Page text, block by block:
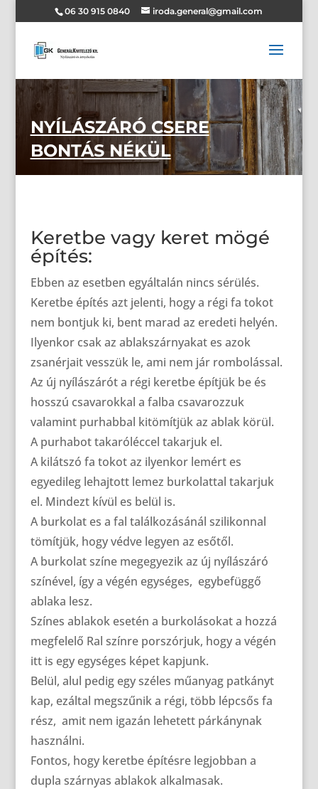
06 30 915 0840 iroda.general@gmail.com
NYÍLÁSZÁRÓ CSERE
BONTÁS NÉKÜL
Keretbe vagy keret mögé
építés:
Ebben az esetben egyáltalán nincs sérülés.
Keretbe építés azt jelenti, hogy a régi fa tokot
nem bontjuk ki, bent marad az eredeti helyén.
Ilyenkor csak az ablakszárnyakat es azok
zsanérjait vesszük le, ami nem jár rombolással.
Az új nyílászárót a régi keretbe építjük be és
hosszú csavarokkal a falba csavarozzuk
valamint purhabbal kitömítjük az ablak körül.
A purhabot takaróléccel takarjuk el.
A kilátszó fa tokot az ilyenkor lemért es
egyedileg lehajtott lemez burkolattal takarjuk
el. Mindezt kívül es belül is.
A burkolat es a fal találkozásánál szilikonnal
tömítjük, hogy védve legyen az esőtől.
A burkolat színe megegyezik az új nyílászáró
színével, így a végén egységes, egybefüggő
ablaka lesz.
Színes ablakok esetén a burkolásokat a hozzá
megfelelő Ral színre porszórjuk, hogy a végén
itt is egy egységes képet kapjunk.
Belül, alul pedig egy széles műanyag patkányt
kap, ezáltal megszűnik a régi, több lépcsős fa
rész, amit nem igazán lehetett párkánynak
használni.
Fontos, hogy keretbe építésre legjobban a
dupla szárnyas ablakok alkalmasak.